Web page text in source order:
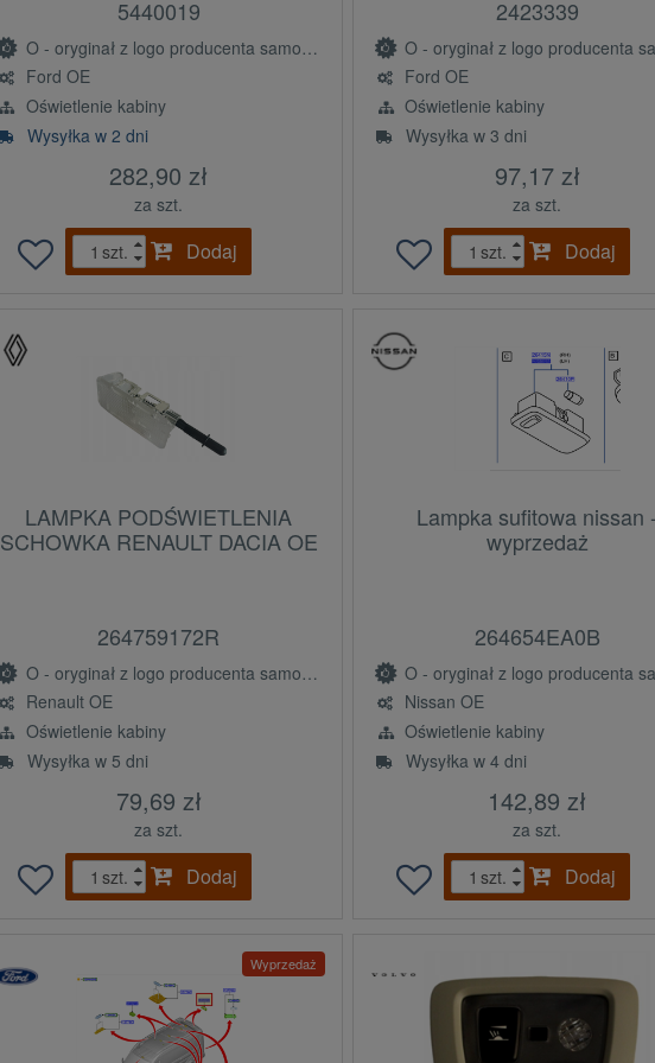
5440019
O - oryginał z logo producenta samochodu (OE)
Ford OE
Oświetlenie kabiny
Wysyłka w 2 dni
282,90 zł
za szt.
szt.
Dodaj
2423339
O - oryginał z logo producenta samochodu
Ford OE
Oświetlenie kabiny
Wysyłka w 3 dni
97,17 zł
za szt.
szt.
Dodaj
LAMPKA PODŚWIETLENIA
SCHOWKA RENAULT DACIA OE
264759172R
O - oryginał z logo producenta samochodu (OE)
Renault OE
Oświetlenie kabiny
Wysyłka w 5 dni
79,69 zł
za szt.
szt.
Dodaj
Lampka sufitowa nissan
wyprzedaż
264654EA0B
O - oryginał z logo producenta samochodu
Nissan OE
Oświetlenie kabiny
Wysyłka w 4 dni
142,89 zł
za szt.
szt.
Dodaj
Wyprzedaż